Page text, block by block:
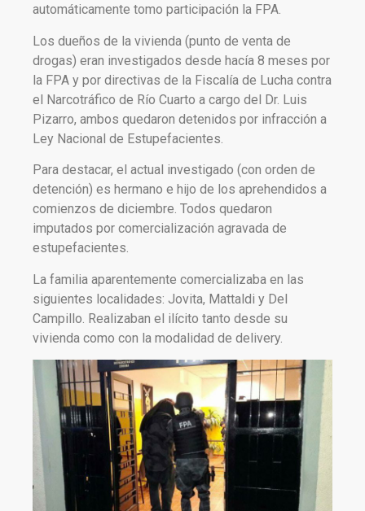
automáticamente tomo participación la FPA.
Los dueños de la vivienda (punto de venta de
drogas) eran investigados desde hacía 8 meses por
la FPA y por directivas de la Fiscalía de Lucha contra
el Narcotráfico de Río Cuarto a cargo del Dr. Luis
Pizarro, ambos quedaron detenidos por infracción a
Ley Nacional de Estupefacientes.
Para destacar, el actual investigado (con orden de
detención) es hermano e hijo de los aprehendidos a
comienzos de diciembre. Todos quedaron
imputados por comercialización agravada de
estupefacientes.
La familia aparentemente comercializaba en las
siguientes localidades: Jovita, Mattaldi y Del
Campillo. Realizaban el ilícito tanto desde su
vivienda como con la modalidad de delivery.